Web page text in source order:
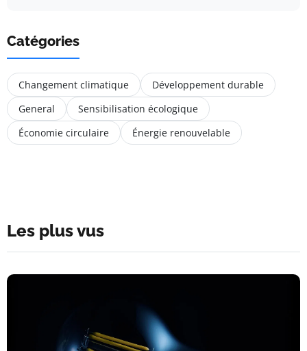
Catégories
Changement climatique
Développement durable
General
Sensibilisation écologique
Économie circulaire
Énergie renouvelable
Les plus vus